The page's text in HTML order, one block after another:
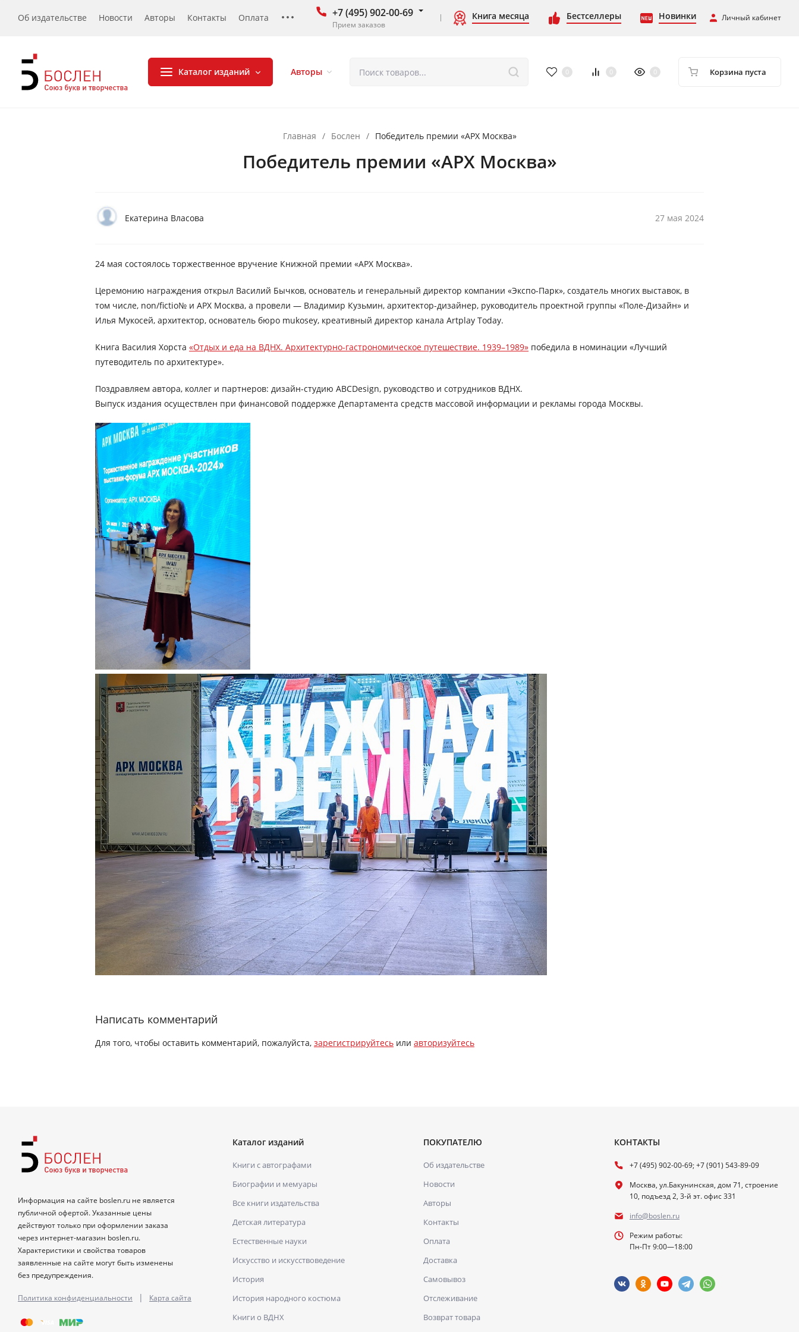
Об издательстве Новости Авторы Контакты Оплата +7 (495) 902-00-69
Прием заказов
Книга месяца Бестселлеры Новинки Личный кабинет
Каталог изданий Авторы 0 0 0 Корзина пуста
Главная / Бослен / Победитель премии «АРХ Москва»
Победитель премии «АРХ Москва»
Екатерина Власова 27 мая 2024
24 мая состоялось торжественное вручение Книжной премии «АРХ Москва».
Церемонию награждения открыл Василий Бычков, основатель и генеральный директор компании «Экспо-Парк», создатель многих выставок, в
том числе, non/fictio№ и АРХ Москва, а провели — Владимир Кузьмин, архитектор-дизайнер, руководитель проектной группы «Поле-Дизайн» и
Илья Мукосей, архитектор, основатель бюро mukosey, креативный директор канала Artplay Today.
Книга Василия Хорста «Отдых и еда на ВДНХ. Архитектурно-гастрономическое путешествие. 1939–1989» победила в номинации «Лучший
путеводитель по архитектуре».
Поздравляем автора, коллег и партнеров: дизайн-студию ABCDesign, руководство и сотрудников ВДНХ.
Выпуск издания осуществлен при финансовой поддержке Департамента средств массовой информации и рекламы города Москвы.
Написать комментарий
Для того, чтобы оставить комментарий, пожалуйста, зарегистрируйтесь или авторизуйтесь
Информация на сайте boslen.ru не является
публичной офертой. Указанные цены
действуют только при оформлении заказа
через интернет-магазин boslen.ru.
Характеристики и свойства товаров
заявленные на сайте могут быть изменены
без предупреждения.
Политика конфиденциальности | Карта сайта
Каталог изданий
Книги с автографами
Биографии и мемуары
Все книги издательства
Детская литература
Естественные науки
Искусство и искусствоведение
История
История народного костюма
Книги о ВДНХ
ПОКУПАТЕЛЮ
Об издательстве
Новости
Авторы
Контакты
Оплата
Доставка
Самовывоз
Отслеживание
Возврат товара
КОНТАКТЫ
+7 (495) 902-00-69; +7 (901) 543-89-09
Москва, ул.Бакунинская, дом 71, строение
10, подъезд 2, 3-й эт. офис 331
info@boslen.ru
Режим работы:
Пн-Пт 9:00—18:00